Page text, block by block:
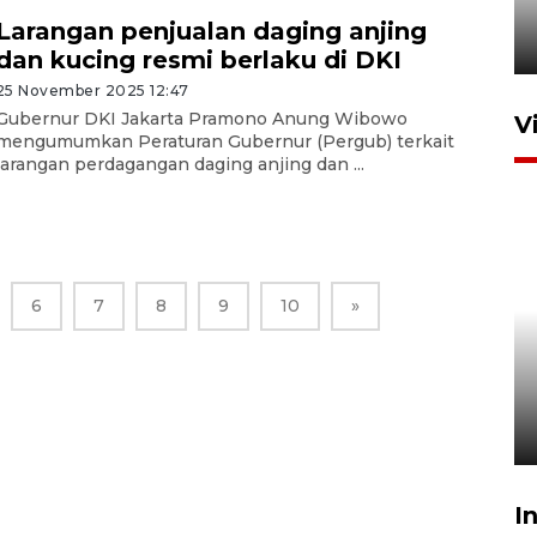
penjualan daging anjing
kucing resmi berlaku di DKI
November 2025 12:47
DKI Jakarta Pramono Anung Wibowo
Peraturan Gubernur (Pergub) terkait
perdagangan daging anjing dan ...
6 7 8 9 10 »
21 jam lalu